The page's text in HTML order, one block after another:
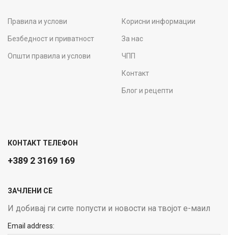
Правила и услови
Безбедност и приватност
Општи правила и услови
Корисни информации
За нас
ЧПП
Контакт
Блог и рецепти
КОНТАКТ ТЕЛЕФОН
+389 2 3169 169
ЗАЧЛЕНИ СЕ
И добивај ги сите попусти и новости на твојот е-маил
Email address: